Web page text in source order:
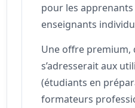
pour les
enseignants
Une offre premium,
s’adresserait aux
(étudiants en
formateurs